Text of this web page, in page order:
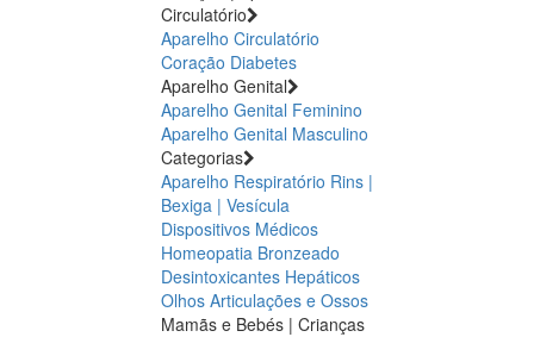
Circulatório
Aparelho Circulatório
Coração Diabetes
Aparelho Genital
Aparelho Genital Feminino
Aparelho Genital Masculino
Categorias
Aparelho Respiratório Rins |
Bexiga | Vesícula
Dispositivos Médicos
Homeopatia Bronzeado
Desintoxicantes Hepáticos
Olhos Articulações e Ossos
Mamãs e Bebés | Crianças